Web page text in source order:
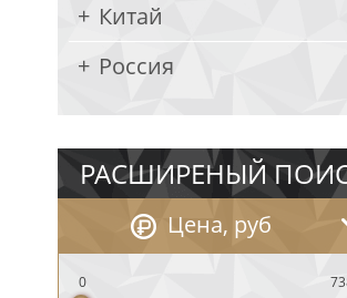
Китай
Россия
РАСШИРЕНЫЙ
Цена, руб
0